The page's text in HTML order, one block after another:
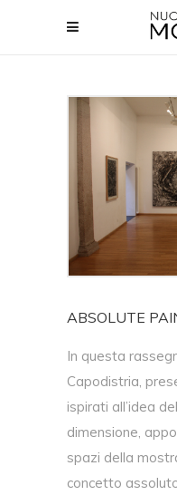
ABSOLUTE
In questa
Capodistria,
ispirati all’idea
dimensione,
spazi della
concetto